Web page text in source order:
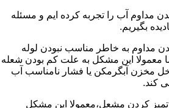
مداوم آب را تجربه کرده ایم و مسئله
بگیریم.
به خاطر مناسب نبودن لوله
معمولا این مشکل به علت کم بودن شعله
مخزن آبگرمکن یا فشار نامناسب آب
کند.
کردن مشعل،معمولا این مشکل